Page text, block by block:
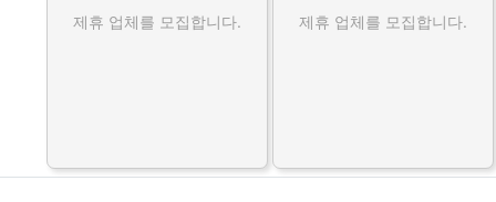
제휴 업체를 모집합니다. 제휴 업체를 모집합니다.